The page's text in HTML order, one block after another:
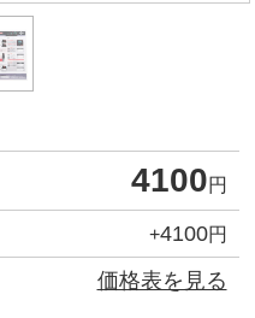
4100円
+4100円
価格表を見る